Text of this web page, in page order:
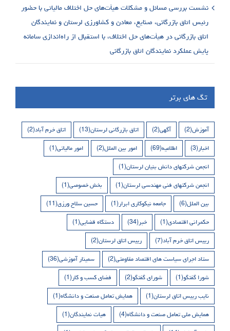
نشست بررسی مسائل و مشکلات هیأت‌های حل اختلاف مالیاتی با حضور
رئیس اتاق بازرگانی، صنایع، معادن و کشاورزی لرستان و نمایندگان
اتاق بازرگانی در هیأت‌های حل اختلاف، با استقبال از راه‌اندازی سامانه
پایش عملکرد نمایندگان اتاق بازرگانی
تگ های برتر
آموزش(2) آگهی(2) اتاق بازرگانی لرستان(13) اتاق خرم آباد(2)
اخبار(3) اطلاعیه(69) امور بین الملل(2) امور مالیاتی(1)
انجمن شرکتهای دانش بنیان لرستان(1)
انجمن شرکتهای فنی مهندسی لرستان(1) بخش خصوصی(1)
بین الملل(6) جامعه نیکوکاری ابرار(1) حسین سلاح ورزی(11)
حکمرانی اقتصادی(1) خبر(34) دستگاه قضایی(1)
رییس اتاق خرم آباد(7) رییس اتاق لرستان(2)
ستاد اجرای سیاست های اقتصاد مقاومتی(2) سمینار آموزشی(36)
شورا گفتگو(1) شورای گفتگو(2) فضای کسب و کار(1)
نایب رییس اتاق لرستان(1) همایش تعامل صنعت و دانشگاه(1)
همایش ملی تعامل صنعت و دانشگاه(4) هیات نمایندگان(1)